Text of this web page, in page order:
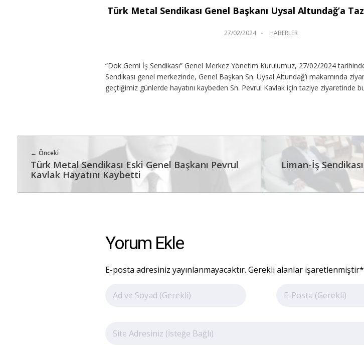
Türk Metal Sendikası Genel Başkanı Uysal Altundağ’a
27/02/2024 HABERLER
“Dok Gemi İş Sendikası” Genel Merkez Yönetim Kurulumuz, 27/02/2024
Sendikası genel merkezinde, Genel Başkan Sn. Uysal Altundağ’ı makamında
geçtiğimiz günlerde hayatını kaybeden Sn. Pevrul Kavlak için taziye ziyaretinde
Önceki
Türk Metal Sendikası Eski Genel Başkanı Pevrul
Kavlak Hayatını Kaybetti
Liman-İş
Yorum Ekle
E-posta adresiniz yayınlanmayacaktır. Gerekli alanlar işaretlenmiştir*